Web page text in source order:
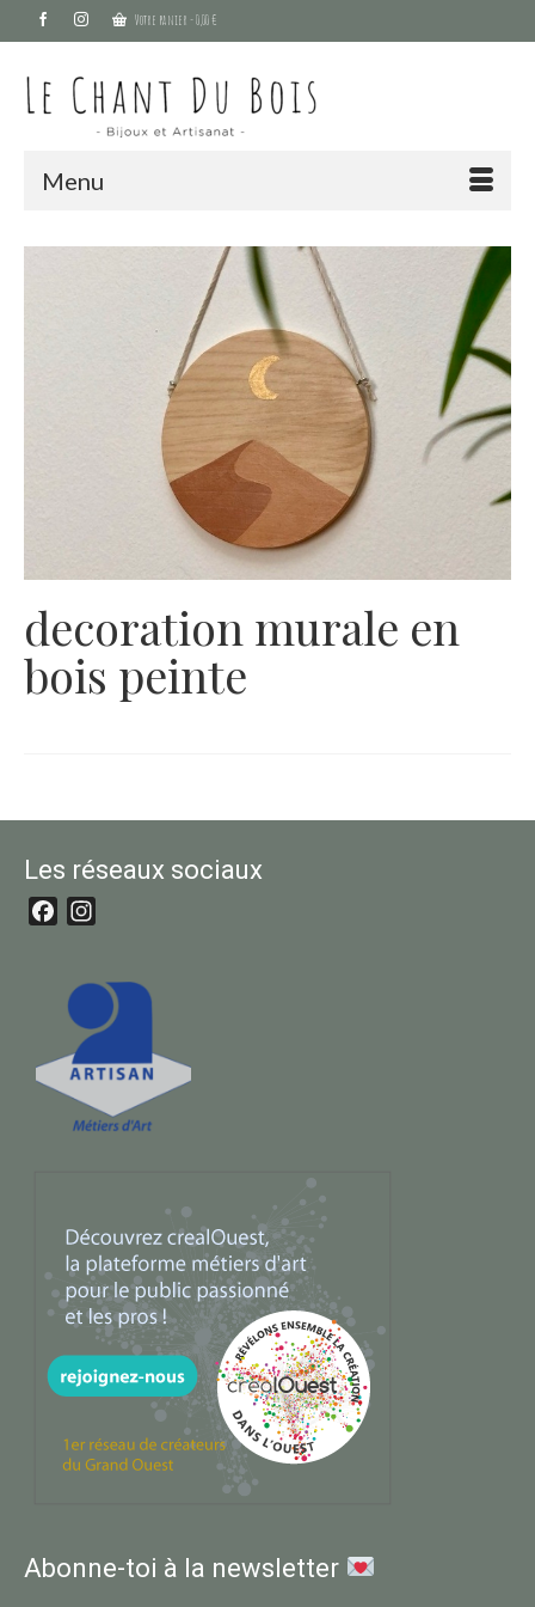
Votre panier -0,00€
Menu
decoration murale en
bois peinte
Les réseaux sociaux
Facebook
Abonne-toi à la newsletter